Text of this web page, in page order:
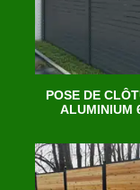
POSE DE
ALUMINIUM